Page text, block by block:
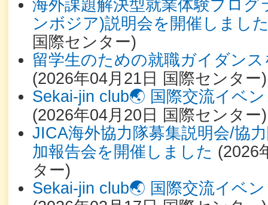
海外課題解決型就業体験プロ
ンボジア)説明会を開催しまし
国際センター)
留学生のための就職ガイダン
(2026年04月21日 国際センター)
Sekai-jin club🌏 国際交流イベ
(2026年04月20日 国際センター)
JICA海外協力隊募集説明会/協
加報告会を開催しました (2026
ター)
Sekai-jin club🌏 国際交流イベ